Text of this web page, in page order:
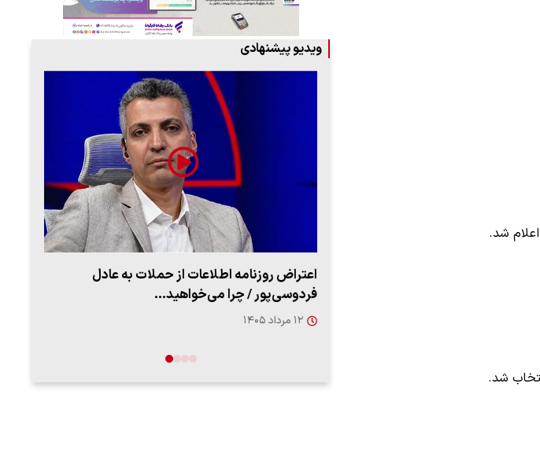
ویدیو پیشنهادی
اعتراض روزنامه اطلاعات از حملات به عادل
فردوسی‌پور / چرا می‌خواهید…
۱۲ مرداد ۱۴۰۵